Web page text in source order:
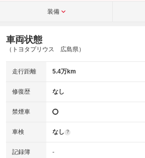
装備
車両状態
（トヨタプリウス 広島県）
走行距離 5.4万km
修復歴 なし
禁煙車
車検 なし ?
記録簿 -